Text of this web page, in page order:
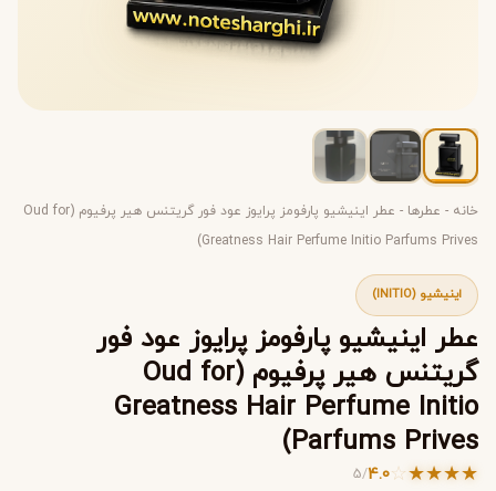
خانه - عطرها -
عطر اینیشیو پارفومز پرایوز عود فور گریتنس هیر پرفیوم (Oud for
Greatness Hair Perfume Initio Parfums Prives)
اینیشیو (INITIO)
عطر اینیشیو پارفومز پرایوز عود فور
گریتنس هیر پرفیوم (Oud for
Greatness Hair Perfume Initio
Parfums Prives)
★
★
★
★
☆
4.0
/
5